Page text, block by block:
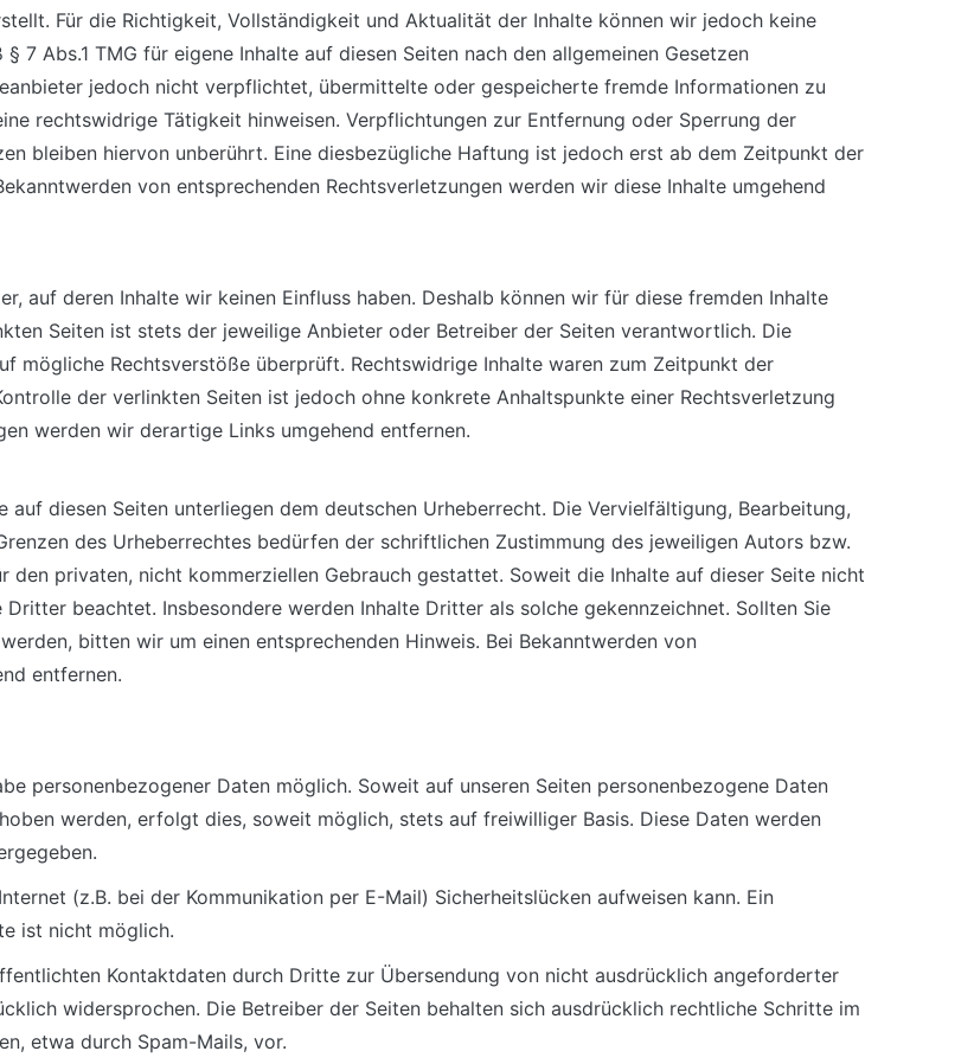
Für die Richtigkeit, Vollständigkeit und Aktualität der Inhalte können wir jedoch keine
7 Abs.1 TMG für eigene Inhalte auf diesen Seiten nach den allgemeinen Gesetzen
jedoch nicht verpflichtet, übermittelte oder gespeicherte fremde Informationen zu
rechtswidrige Tätigkeit hinweisen. Verpflichtungen zur Entfernung oder Sperrung der
bleiben hiervon unberührt. Eine diesbezügliche Haftung ist jedoch erst ab dem Zeitpunkt der
von entsprechenden Rechtsverletzungen werden wir diese Inhalte umgehend
auf deren Inhalte wir keinen Einfluss haben. Deshalb können wir für diese fremden Inhalte
Seiten ist stets der jeweilige Anbieter oder Betreiber der Seiten verantwortlich. Die
mögliche Rechtsverstöße überprüft. Rechtswidrige Inhalte waren zum Zeitpunkt der
der verlinkten Seiten ist jedoch ohne konkrete Anhaltspunkte einer Rechtsverletzung
werden wir derartige Links umgehend entfernen.
diesen Seiten unterliegen dem deutschen Urheberrecht. Die Vervielfältigung, Bearbeitung,
des Urheberrechtes bedürfen der schriftlichen Zustimmung des jeweiligen Autors bzw.
den privaten, nicht kommerziellen Gebrauch gestattet. Soweit die Inhalte auf dieser Seite nicht
beachtet. Insbesondere werden Inhalte Dritter als solche gekennzeichnet. Sollten Sie
bitten wir um einen entsprechenden Hinweis. Bei Bekanntwerden von
entfernen.
personenbezogener Daten möglich. Soweit auf unseren Seiten personenbezogene Daten
werden, erfolgt dies, soweit möglich, stets auf freiwilliger Basis. Diese Daten werden
(z.B. bei der Kommunikation per E-Mail) Sicherheitslücken aufweisen kann. Ein
ist nicht möglich.
Kontaktdaten durch Dritte zur Übersendung von nicht ausdrücklich angeforderter
widersprochen. Die Betreiber der Seiten behalten sich ausdrücklich rechtliche Schritte im
etwa durch Spam-Mails, vor.